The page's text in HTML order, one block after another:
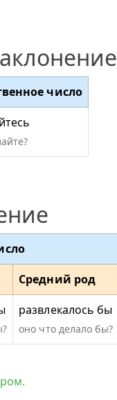
число
Средний род
развлекалось бы
оно что делало бы?